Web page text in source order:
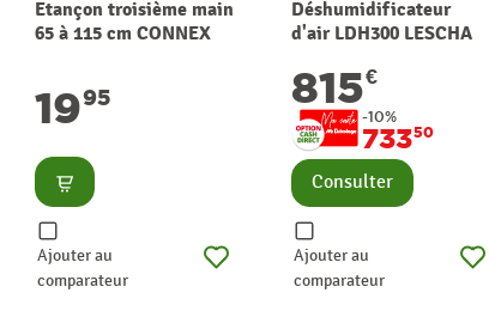
Etançon troisième main
65 à 115 cm CONNEX
1995
Consulter
Ajouter au
comparateur
Déshumidificateur
d'air LDH300 LESCHA
815€
-10%
73350
Consulter
Ajouter au
comparateur